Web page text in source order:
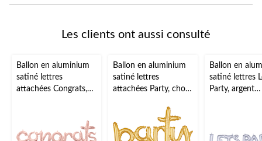
Les clients ont aussi consulté
Ballon en aluminium
satiné lettres
attachées Congrats,
diplôme/fiançailles/an
Ballon en aluminium
satiné lettres
attachées Party, choix
po, gonflé d'air, pour
remise de
diplôme/fiançailles/an
Ballon en
satiné lettres
Party, argent
diplôme/